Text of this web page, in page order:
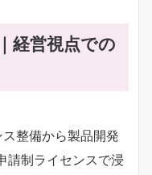
経営視点での
整備から製品開発
請制ライセンスで浸